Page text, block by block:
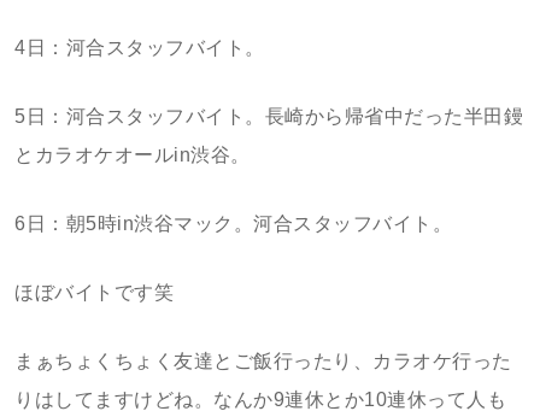
4日：河合スタッフバイト。
5日：河合スタッフバイト。長崎から帰省中だった半田鏝
とカラオケオールin渋谷。
6日：朝5時in渋谷マック。河合スタッフバイト。
ほぼバイトです笑
まぁちょくちょく友達とご飯行ったり、カラオケ行った
りはしてますけどね。なんか9連休とか10連休って人も